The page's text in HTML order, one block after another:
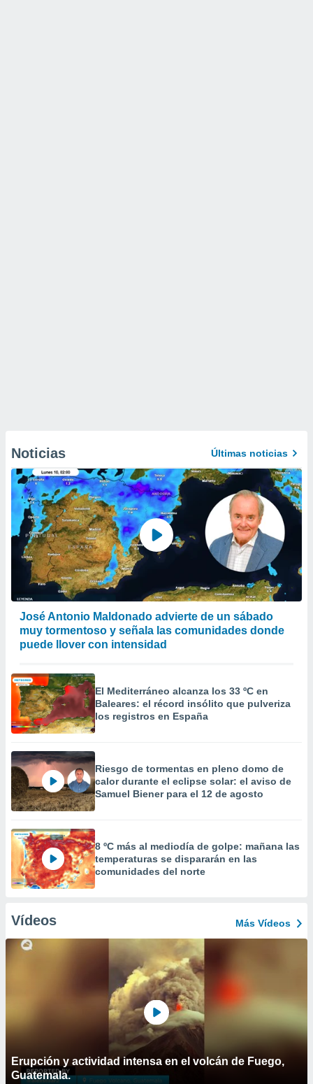
Noticias Últimas noticias
José Antonio Maldonado advierte de un sábado
muy tormentoso y señala las comunidades donde
puede llover con intensidad
El Mediterráneo alcanza los 33 ºC en
Baleares: el récord insólito que pulveriza
los registros en España
Riesgo de tormentas en pleno domo de
calor durante el eclipse solar: el aviso de
Samuel Biener para el 12 de agosto
8 ºC más al mediodía de golpe: mañana las
temperaturas se dispararán en las
comunidades del norte
Vídeos Más Vídeos
Erupción y actividad intensa en el volcán de Fuego,
Guatemala.